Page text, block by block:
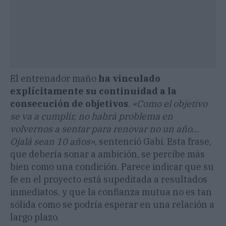
El entrenador maño ha vinculado
explícitamente su continuidad a la
consecución de objetivos. «Como el objetivo
se va a cumplir, no habrá problema en
volvernos a sentar para renovar no un año...
Ojalá sean 10 años», sentenció Gabi. Esta frase,
que debería sonar a ambición, se percibe más
bien como una condición. Parece indicar que su
fe en el proyecto está supeditada a resultados
inmediatos, y que la confianza mutua no es tan
sólida como se podría esperar en una relación a
largo plazo.